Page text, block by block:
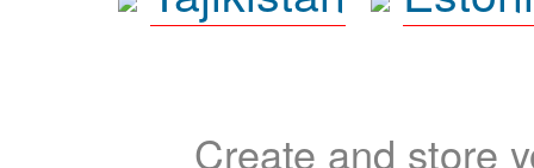
Create and store